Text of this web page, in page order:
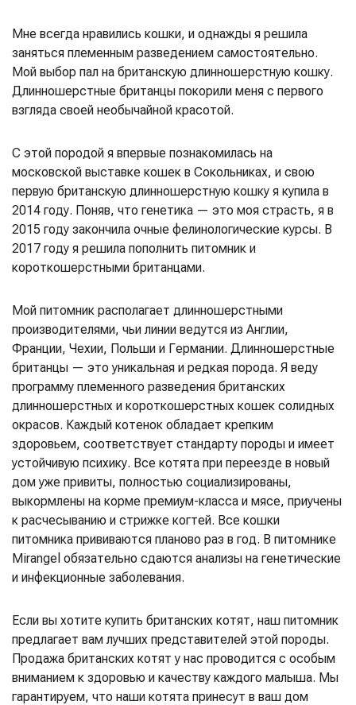
Мне всегда нравились кошки, и однажды я решила
заняться племенным разведением самостоятельно.
Мой выбор пал на британскую длинношерстную кошку.
Длинношерстные британцы покорили меня с первого
взгляда своей необычайной красотой.
С этой породой я впервые познакомилась на
московской выставке кошек в Сокольниках, и свою
первую британскую длинношерстную кошку я купила в
2014 году. Поняв, что генетика — это моя страсть, я в
2015 году закончила очные фелинологические курсы. В
2017 году я решила пополнить питомник и
короткошерстными британцами.
Мой питомник располагает длинношерстными
производителями, чьи линии ведутся из Англии,
Франции, Чехии, Польши и Германии. Длинношерстные
британцы — это уникальная и редкая порода. Я веду
программу племенного разведения британских
длинношерстных и короткошерстных кошек солидных
окрасов. Каждый котенок обладает крепким
здоровьем, соответствует стандарту породы и имеет
устойчивую психику. Все котята при переезде в новый
дом уже привиты, полностью социализированы,
выкормлены на корме премиум-класса и мясе, приучены
к расчесыванию и стрижке когтей. Все кошки
питомника прививаются планово раз в год. В питомнике
Mirangel обязательно сдаются анализы на генетические
и инфекционные заболевания.
Если вы хотите купить британских котят, наш питомник
предлагает вам лучших представителей этой породы.
Продажа британских котят у нас проводится с особым
вниманием к здоровью и качеству каждого малыша. Мы
гарантируем, что наши котята принесут в ваш дом